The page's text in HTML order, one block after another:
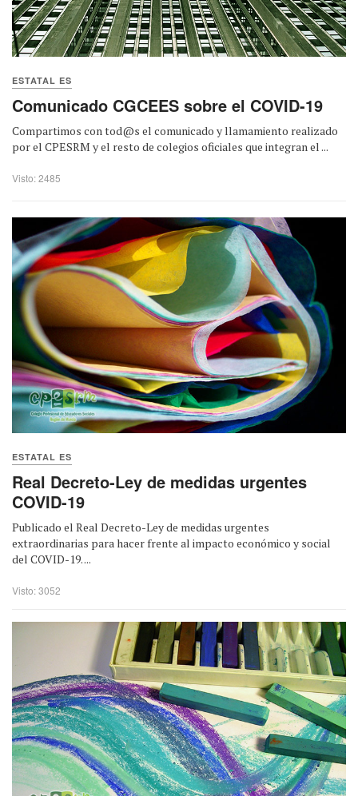
ESTATAL ES
Comunicado CGCEES sobre el COVID-19
Compartimos con tod@s el comunicado y llamamiento realizado
por el CPESRM y el resto de colegios oficiales que integran el ...
Visto: 2485
ESTATAL ES
Real Decreto-Ley de medidas urgentes
COVID-19
Publicado el Real Decreto-Ley de medidas urgentes
extraordinarias para hacer frente al impacto económico y social
del COVID-19. ...
Visto: 3052